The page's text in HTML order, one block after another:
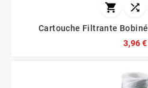
 
Cartouche Filtrante
3,96 €